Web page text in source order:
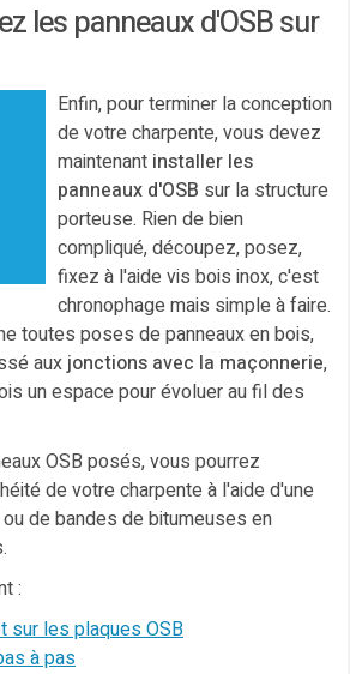
les panneaux d'OSB sur
Enfin, pour terminer la conception
de votre charpente, vous devez
maintenant installer les
panneaux d'OSB sur la structure
porteuse. Rien de bien
compliqué, découpez, posez,
fixez à l'aide vis bois inox, c'est
chronophage mais simple à faire.
toutes poses de panneaux en bois,
auxjonctions avec la maçonnerie,
un espace pour évoluer au fil des
OSB posés, vous pourrez
de votre charpente à l'aide d'une
de bandes de bitumeuses en
:
sur les plaques OSB
à pas